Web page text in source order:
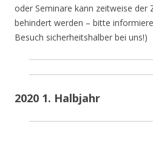
oder Seminare kann zeitweise der
behindert werden – bitte
Besuch sicherheitshalber bei uns!)
2020 1. Halbjahr